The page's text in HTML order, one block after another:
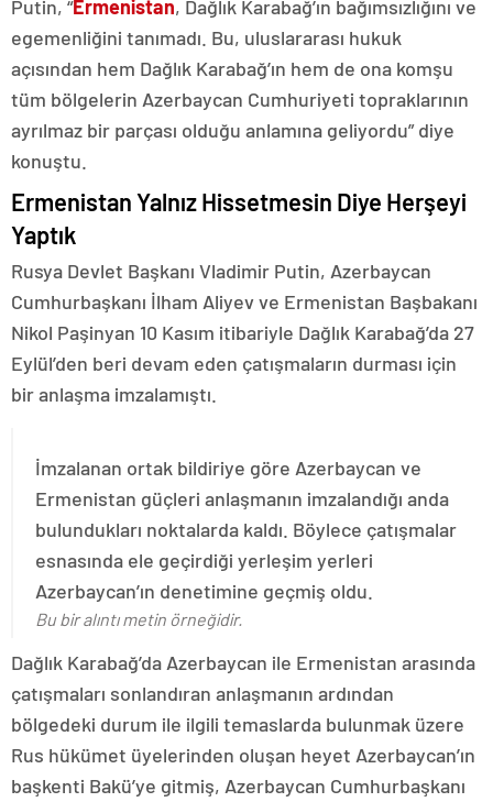
Putin, “Ermenistan, Dağlık Karabağ’ın bağımsızlığını ve
egemenliğini tanımadı. Bu, uluslararası hukuk
açısından hem Dağlık Karabağ’ın hem de ona komşu
tüm bölgelerin Azerbaycan Cumhuriyeti topraklarının
ayrılmaz bir parçası olduğu anlamına geliyordu” diye
konuştu.
Ermenistan Yalnız Hissetmesin Diye Herşeyi
Yaptık
Rusya Devlet Başkanı Vladimir Putin, Azerbaycan
Cumhurbaşkanı İlham Aliyev ve Ermenistan Başbakanı
Nikol Paşinyan 10 Kasım itibariyle Dağlık Karabağ’da 27
Eylül’den beri devam eden çatışmaların durması için
bir anlaşma imzalamıştı.
İmzalanan ortak bildiriye göre Azerbaycan ve
Ermenistan güçleri anlaşmanın imzalandığı anda
bulundukları noktalarda kaldı. Böylece çatışmalar
esnasında ele geçirdiği yerleşim yerleri
Azerbaycan’ın denetimine geçmiş oldu.
Bu bir alıntı metin örneğidir.
Dağlık Karabağ’da Azerbaycan ile Ermenistan arasında
çatışmaları sonlandıran anlaşmanın ardından
bölgedeki durum ile ilgili temaslarda bulunmak üzere
Rus hükümet üyelerinden oluşan heyet Azerbaycan’ın
başkenti Bakü’ye gitmiş, Azerbaycan Cumhurbaşkanı